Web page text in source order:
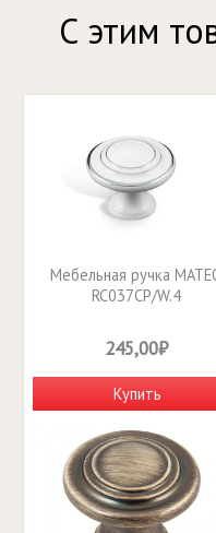
С этим
Мебельная ручка
RC037CP/W.4
245,00₽
Купить